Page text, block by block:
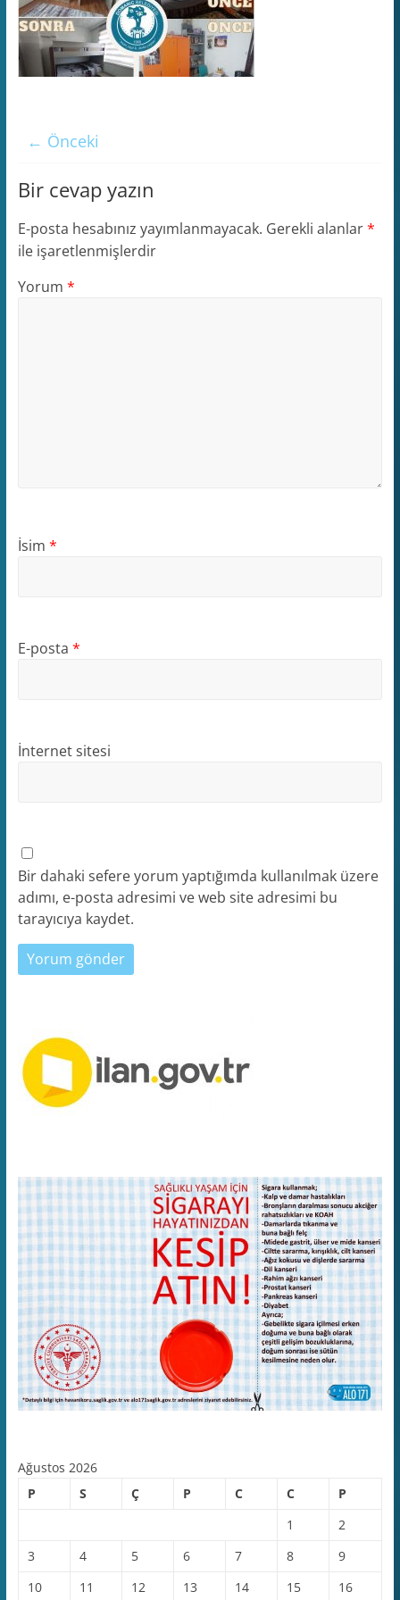
← Önceki
Bir cevap yazın
E-posta hesabınız yayımlanmayacak. Gerekli alanlar*
ile işaretlenmişlerdir
Yorum *
İsim *
E-posta *
İnternet sitesi
Bir dahaki sefere yorum yaptığımda kullanılmak üzere
adımı, e-posta adresimi ve web site adresimi bu
tarayıcıya kaydet.
Ağustos 2026
P
S Ç P C C
P
1
2
3
4 5 6 7 8
9
10
11 12 13 14 15 16